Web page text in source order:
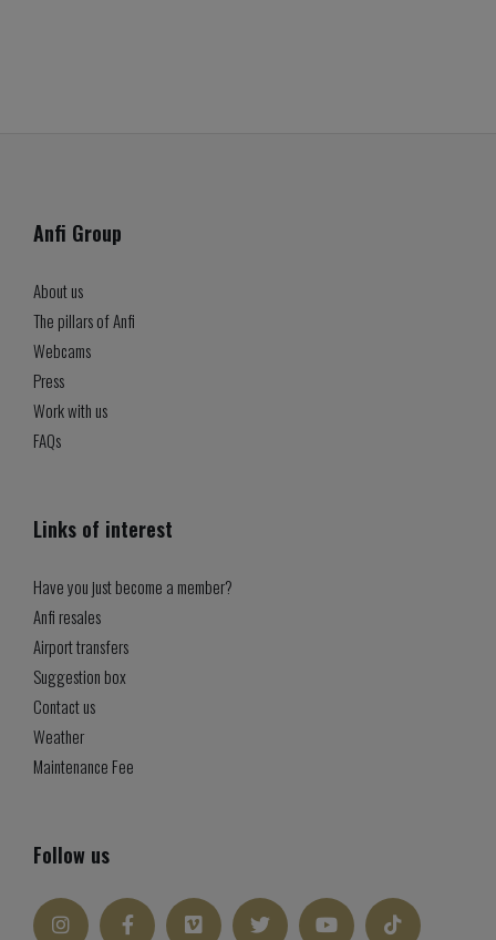
Anfi Group
About us
The pillars of Anfi
Webcams
Press
Work with us
FAQs
Links of interest
Have you just become a member?
Anfi resales
Airport transfers
Suggestion box
Contact us
Weather
Maintenance Fee
Follow us